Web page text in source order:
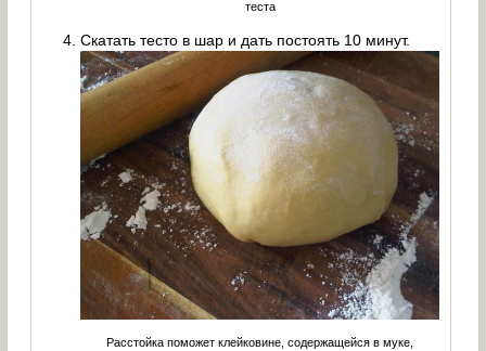
теста
Скатать тесто в шар и дать постоять 10 минут.
Расстойка поможет клейковине, содержащейся в муке,